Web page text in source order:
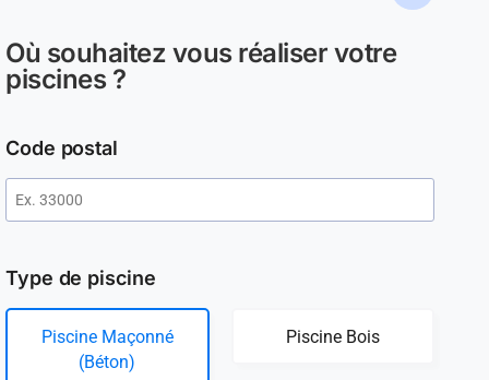
Où souhaitez vous réaliser votre
piscines ?
Code postal
Type de piscine
Piscine Maçonné
(Béton)
Piscine Bois